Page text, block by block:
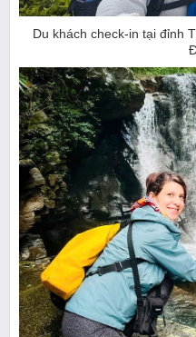
Du khách check-in tại đỉnh